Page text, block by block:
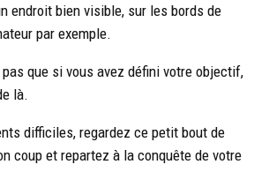
endroit bien visible, sur les bords de
par exemple.
que si vous avez défini votre objectif,
là.
difficiles, regardez ce petit bout de
coup et repartez à la conquête de votre